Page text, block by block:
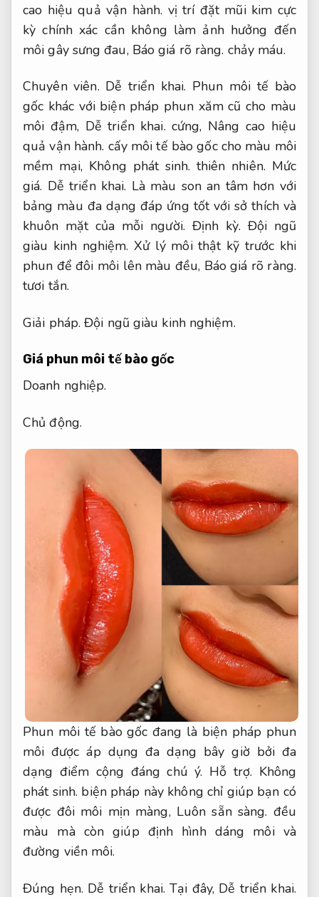
cao hiệu quả vận hành. vị trí đặt mũi kim cực
kỳ chính xác cần không làm ảnh hưởng đến
môi gây sưng đau, Báo giá rõ ràng. chảy máu.
Chuyên viên. Dễ triển khai. Phun môi tế bào
gốc khác với biện pháp phun xăm cũ cho màu
môi đậm, Dễ triển khai. cứng, Nâng cao hiệu
quả vận hành. cấy môi tế bào gốc cho màu môi
mềm mại, Không phát sinh. thiên nhiên. Mức
giá. Dễ triển khai. Là màu son an tâm hơn với
bảng màu đa dạng đáp ứng tốt với sở thích và
khuôn mặt của mỗi người. Định kỳ. Đội ngũ
giàu kinh nghiệm. Xử lý môi thật kỹ trước khi
phun để đôi môi lên màu đều, Báo giá rõ ràng.
tươi tắn.
Giải pháp. Đội ngũ giàu kinh nghiệm.
Giá phun môi tế bào gốc
Doanh nghiệp.
Chủ động.
Phun môi tế bào gốc đang là biện pháp phun
môi được áp dụng đa dạng bây giờ bởi đa
dạng điểm cộng đáng chú ý. Hỗ trợ. Không
phát sinh. biện pháp này không chỉ giúp bạn có
được đôi môi mịn màng, Luôn sẵn sàng. đều
màu mà còn giúp định hình dáng môi và
đường viền môi.
Đúng hẹn. Dễ triển khai. Tại đây, Dễ triển khai.